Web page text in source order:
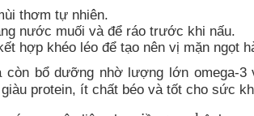
thơm tự nhiên.
nước muối và để ráo trước khi nấu.
hợp khéo léo để tạo nên vị mặn ngọt
bổ dưỡng nhờ lượng lớn omega-3
protein, ít chất béo và tốt cho sức